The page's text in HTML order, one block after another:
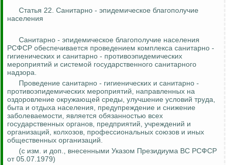
Статья 22. Санитарно - эпидемическое благополучие
населения
Санитарно - эпидемическое благополучие населения
РСФСР обеспечивается проведением комплекса санитарно -
гигиенических и санитарно - противоэпидемических
мероприятий и системой государственного санитарного
надзора.
Проведение санитарно - гигиенических и санитарно -
противоэпидемических мероприятий, направленных на
оздоровление окружающей среды, улучшение условий труда,
быта и отдыха населения, предупреждение и снижение
заболеваемости, является обязанностью всех
государственных органов, предприятий, учреждений и
организаций, колхозов, профессиональных союзов и иных
общественных организаций.
(с изм. и доп., внесенными Указом Президиума ВС РСФСР
от 05.07.1979)